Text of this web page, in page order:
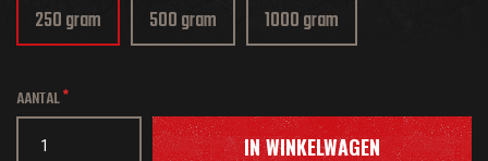
250 gram 500 gram 1000 gram
AANTAL
IN WINKELWAGEN